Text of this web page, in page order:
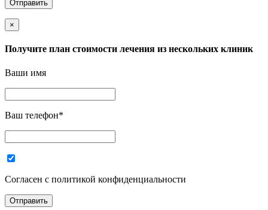
×
Получите план стоимости лечения из нескольких клиник
Ваши имя
Ваш телефон*
Согласен с политикой конфиденциальности